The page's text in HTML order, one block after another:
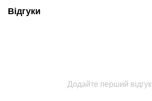
Відгуки
Додайте перший відгук